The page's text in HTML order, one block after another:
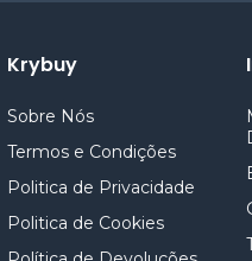
Krybuy
Sobre Nós
Termos e Condições
Politica de Privacidade
Politica de Cookies